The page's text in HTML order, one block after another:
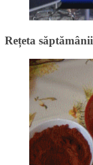
Rețeta săptămânii